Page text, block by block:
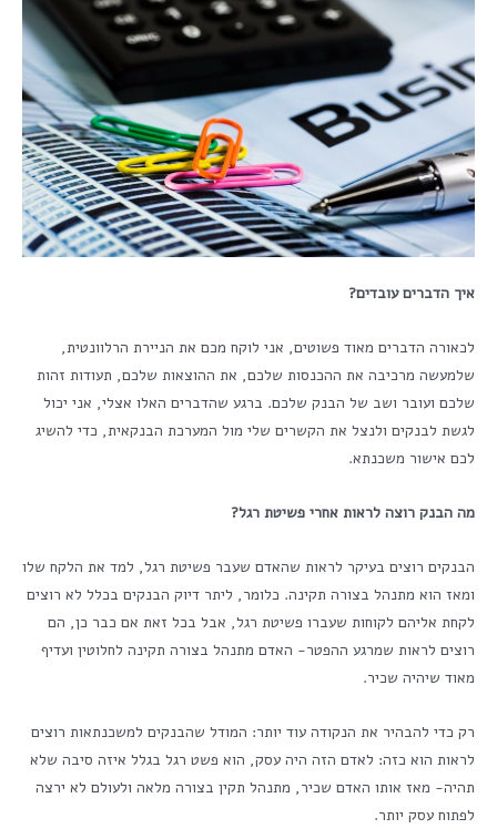
איך הדברים עובדים?
לכאורה הדברים מאוד פשוטים, אני לוקח מכם את הניירת הרלוונטית,
שלמעשה מרכיבה את ההכנסות שלכם, את ההוצאות שלכם, תעודות זהות
שלכם ועובר ושב של הבנק שלכם. ברגע שהדברים האלו אצלי, אני יכול
לגשת לבנקים ולנצל את הקשרים שלי מול המערכת הבנקאית, כדי להשיג
לכם אישור משכנתא.
מה הבנק רוצה לראות אחרי פשיטת רגל?
הבנקים רוצים בעיקר לראות שהאדם שעבר פשיטת רגל, למד את הלקח שלו
ומאז הוא מתנהל בצורה תקינה. כלומר, ליתר דיוק הבנקים בכלל לא רוצים
לקחת אליהם לקוחות שעברו פשיטת רגל, אבל בכל זאת אם כבר כן, הם
רוצים לראות שמרגע ההפטר- האדם מתנהל בצורה תקינה לחלוטין ועדיף
מאוד שיהיה שכיר.
רק כדי להבהיר את הנקודה עוד יותר: המודל שהבנקים למשכנתאות רוצים
לראות הוא כזה: לאדם הזה היה עסק, הוא פשט רגל בגלל איזה סיבה שלא
תהיה- מאז אותו האדם שכיר, מתנהל תקין בצורה מלאה ולעולם לא ירצה
לפתוח עסק יותר.